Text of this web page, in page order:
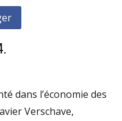
dans l’économie des
Verschave,